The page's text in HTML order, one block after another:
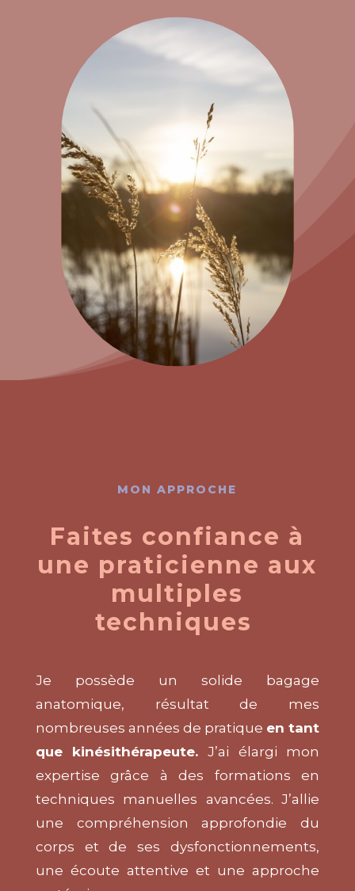
MON APPROCHE
Faites confiance à
une praticienne aux
multiples
techniques
Je possède un solide bagage
anatomique, résultat de mes
nombreuses années de pratique en tant
que kinésithérapeute. J’ai élargi mon
expertise grâce à des formations en
techniques manuelles avancées. J’allie
une compréhension approfondie du
corps et de ses dysfonctionnements,
une écoute attentive et une approche